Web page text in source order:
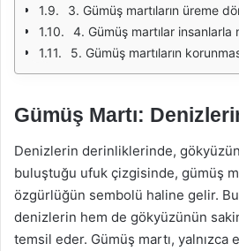
3. Gümüş martıların üreme
4. Gümüş martılar insanlarla
5. Gümüş martıların
Gümüş Martı:
Denizlerin derinliklerinde,
buluştuğu ufuk çizgisinde, gümüş
özgürlüğün sembolü haline gelir.
denizlerin hem de gökyüzünün
temsil eder. Gümüş martı,